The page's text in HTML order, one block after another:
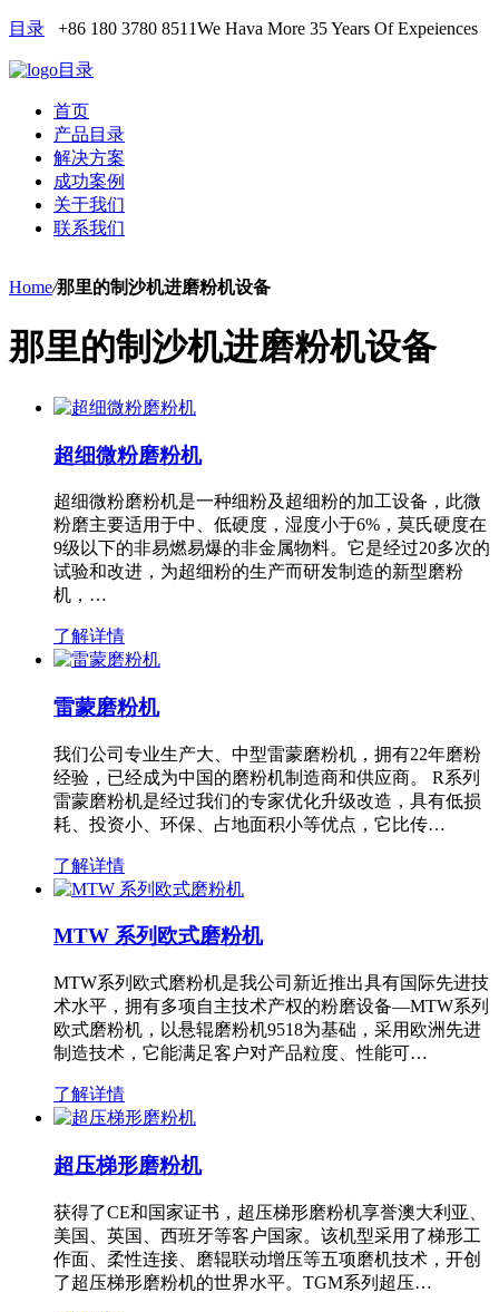
目录 +86 180 3780 8511We Hava More 35 Years Of Expeiences
目录
首页
产品目录
解决方案
成功案例
关于我们
联系我们
Home/那里的制沙机进磨粉机设备
那里的制沙机进磨粉机设备
超细微粉磨粉机
超细微粉磨粉机是一种细粉及超细粉的加工设备，此微
粉磨主要适用于中、低硬度，湿度小于6%，莫氏硬度在
9级以下的非易燃易爆的非金属物料。它是经过20多次的
试验和改进，为超细粉的生产而研发制造的新型磨粉
机，…
了解详情
雷蒙磨粉机
我们公司专业生产大、中型雷蒙磨粉机，拥有22年磨粉
经验，已经成为中国的磨粉机制造商和供应商。 R系列
雷蒙磨粉机是经过我们的专家优化升级改造，具有低损
耗、投资小、环保、占地面积小等优点，它比传…
了解详情
MTW 系列欧式磨粉机
MTW系列欧式磨粉机是我公司新近推出具有国际先进技
术水平，拥有多项自主技术产权的粉磨设备—MTW系列
欧式磨粉机，以悬辊磨粉机9518为基础，采用欧洲先进
制造技术，它能满足客户对产品粒度、性能可…
了解详情
超压梯形磨粉机
获得了CE和国家证书，超压梯形磨粉机享誉澳大利亚、
美国、英国、西班牙等客户国家。该机型采用了梯形工
作面、柔性连接、磨辊联动增压等五项磨机技术，开创
了超压梯形磨粉机的世界水平。TGM系列超压…